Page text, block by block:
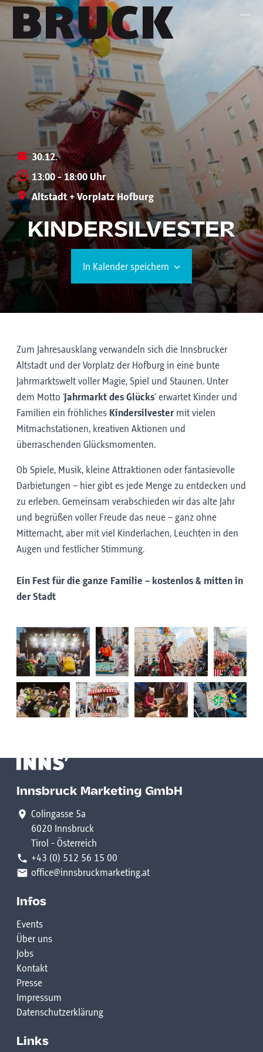
+43 (0) 512 / 56 15 00
office@innsbruckmarketing.at
Mo. – Fr.: 9:00 – 17:00 Uhr
30.12.
13:00 - 18:00 Uhr
Altstadt + Vorplatz Hofburg
KINDERSILVESTER
In Kalender speichern
Zum Jahresausklang verwandeln sich die Innsbrucker
Altstadt und der Vorplatz der Hofburg in eine bunte
Jahrmarktswelt voller Magie, Spiel und Staunen. Unter
dem Motto ' Jahrmarkt des Glücks' erwartet Kinder und
Familien ein fröhliches Kindersilvester mit vielen
Mitmachstationen, kreativen Aktionen und
überraschenden Glücksmomenten.
Ob Spiele, Musik, kleine Attraktionen oder fantasievolle
Darbietungen – hier gibt es jede Menge zu entdecken und
zu erleben. Gemeinsam verabschieden wir das alte Jahr
und begrüßen voller Freude das neue – ganz ohne
Mitternacht, aber mit viel Kinderlachen, Leuchten in den
Augen und festlicher Stimmung.
Ein Fest für die ganze Familie – kostenlos & mitten in
der Stadt
Innsbruck Marketing GmbH
Colingasse 5a
6020 Innsbruck
Tirol - Österreich
+43 (0) 512 56 15 00
office@innsbruckmarketing.at
Infos
Events
Über uns
Jobs
Kontakt
Presse
Impressum
Datenschutzerklärung
Links